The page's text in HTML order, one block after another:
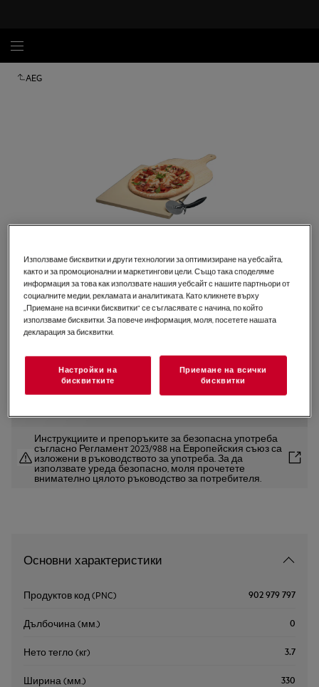
AEG
Кликнете, за да увеличите.
A9OZPS1
Комплект за пица от 3 части
Инструкциите и препоръките за безопасна употреба
съгласно Регламент 2023/988 на Европейския съюз са
изложени в ръководството за употреба. За да
използвате уреда безопасно, моля прочетете
внимателно цялото ръководство за потребителя.
Основни характеристики
Продуктов код (PNC) 902 979 797
Дълбочина (мм.) 0
Нето тегло (кг) 3.7
Ширина (мм.) 330
Използваме бисквитки и други технологии за оптимизиране на уебсайта,
както и за промоционални и маркетингови цели. Също така споделяме
информация за това как използвате нашия уебсайт с нашите партньори от
социалните медии, рекламата и аналитиката. Като кликнете върху
„Приемане на всички бисквитки“ се съгласявате с начина, по който
използваме бисквитки. За повече информация, моля, посетете нашата
декларация за бисквитки.
Настройки на
бисквитките
Приемане на всички
бисквитки